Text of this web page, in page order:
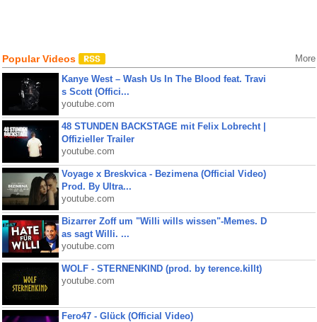
Popular Videos More
Kanye West – Wash Us In The Blood feat. Travi
s Scott (Offici...
youtube.com
48 STUNDEN BACKSTAGE mit Felix Lobrecht |
Offizieller Trailer
youtube.com
Voyage x Breskvica - Bezimena (Official Video)
Prod. By Ultra...
youtube.com
Bizarrer Zoff um "Willi wills wissen"-Memes. D
as sagt Willi. ...
youtube.com
WOLF - STERNENKIND (prod. by terence.killt)
youtube.com
Fero47 - Glück (Official Video)